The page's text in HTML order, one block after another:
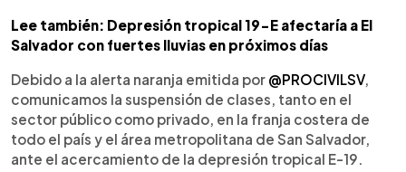
Lee también: Depresión tropical 19-E afectaría a El
Salvador con fuertes lluvias en próximos días
Debido a la alerta naranja emitida por @PROCIVILSV,
comunicamos la suspensión de clases, tanto en el
sector público como privado, en la franja costera de
todo el país y el área metropolitana de San Salvador,
ante el acercamiento de la depresión tropical E-19.